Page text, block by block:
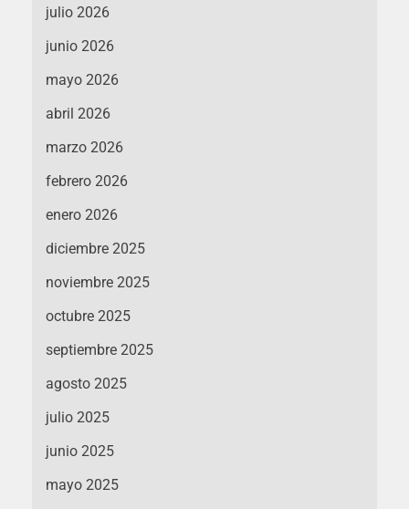
julio 2026
junio 2026
mayo 2026
abril 2026
marzo 2026
febrero 2026
enero 2026
diciembre 2025
noviembre 2025
octubre 2025
septiembre 2025
agosto 2025
julio 2025
junio 2025
mayo 2025